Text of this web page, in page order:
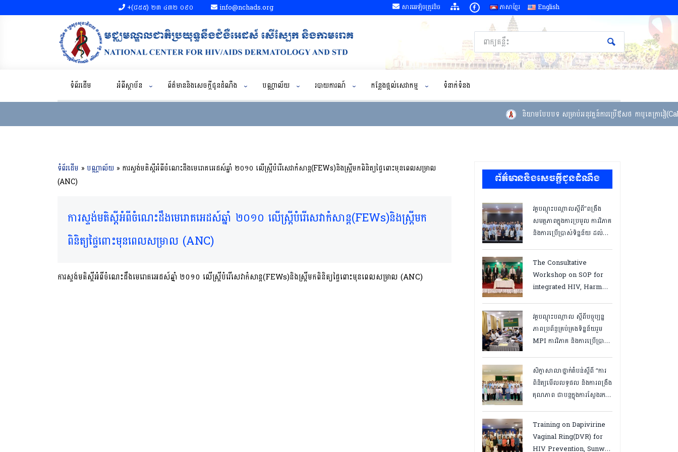
+(៨៥៥)​ ២៣​ ៤៣២ ០៩០​ info@nchads.org សារអេឡិចត្រូវនិច ភាសាខ្មែរ English
ទំព័រដើម អំពីស្ថាប័ន ព័ត៌មាននិងសេចក្តីជូនដំណឹង បណ្ណាល័យ របាយការណ៍ កន្លែងផ្តល់សេវាកម្ម ទំនាក់ទំនង
និយាមបែបបទ សម្រាប់អនុវត្តន៍ការប្រើឳសថ កាបូតេក្រាវៀ
ទំព័រដើម »បណ្ណាល័យ » ការស្ទង់មតិស្តីអំពីចំណេះដឹងមេរោគអេដស៍ឆ្នាំ ២០១០ លើ​​ស្ត្រីបំរើសេវាកំសាន្ត(FEWs)​និង​ស្ត្រីមកពិនិត្យផ្ទៃពោះមុនពេលសម្រាល
(ANC)
ការស្ទង់មតិស្តីអំពីចំណេះដឹងមេរោគអេដស៍ឆ្នាំ ២០១០ លើ​​ស្ត្រីបំរើសេវាកំសាន្ត(FEWs)​និង​ស្ត្រីមក
ពិនិត្យផ្ទៃពោះមុនពេលសម្រាល (ANC)
ការស្ទង់មតិស្តីអំពីចំណេះដឹងមេរោគអេដស៍ឆ្នាំ ២០១០ លើ​​ស្ត្រីបំរើសេវាកំសាន្ត(FEWs)​និង​ស្ត្រីមកពិនិត្យផ្ទៃពោះមុនពេលសម្រាល (ANC)
ព័ត៌មាននិងសេចក្តីជូនដំណឹង
វគ្គបណ្ដុះបណ្ដាលស្តីពី”ពង្រឹង
សមត្ថភាពក្នុងការប្រមូល ការវិភាគ
និងការប្រើប្រាស់ទិន្នន័យ ដល់
និងមន្ត្រីទិន្នន័យថ្នាក់ខេត្ត
“,ថ្ងៃទី១២ ដល់ ១៣ ខែឧសភា
ឆ្នាំ២០២៦
The Consultative
Workshop on SOP for
integrated HIV, Harm
Health Services in
Cambodia.
វគ្គបណ្ដុះបណ្តាល ស្តីពីបច្ចុប្បន្ន
ភាពប្រព័ន្ធគ្រប់គ្រងទិន្នន័យរួម
MPI ការវិភាគ និងការប្រើប្រាស់
អេដស៍ថ្នាក់ខេត្ត, កំពត ថ្ងៃ២៣
ដល់ ២៤ ខែមិនា ២០២៦
សិក្ខាសាលាថ្នាក់តំបន់ស្តីពី “ការ
ពិនិត្យមើលលទ្ធផល និងការពង្រឹង
គុណភាព ជាបន្តក្នុងការស្វែងរក
បង្ការ និងថែទាំ ព្យាបាលអ្នកជំងឺ
អេដស៍ ដើម្បីឈានទៅសម្រេច
គោលដៅ ៩៥-៩៥-៩៥”, តាកែវ
Training on Dapivirine
Vaginal Ring(DVR) for
HIV Prevention, Sunway